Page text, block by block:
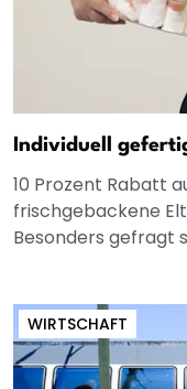
Individuell
10 Prozent Rabatt
frischgebackene
Besonders gefragt
WIRTSCHAFT